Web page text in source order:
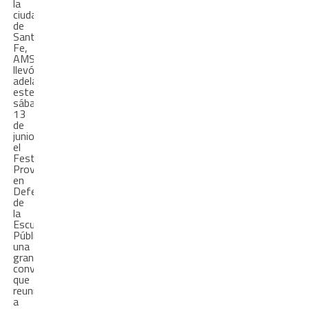
la
ciudad
de
Santa
Fe,
AMSAFE
llevó
adelante
este
sábado
13
de
junio,
el
Festival
Provincial
en
Defensa
de
la
Escuela
Pública,
una
gran
convocatoria
que
reunió
a